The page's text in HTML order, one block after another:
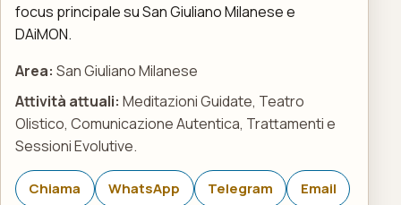
focus principale su San Giuliano Milanese e
DAiMON.
Area: San Giuliano Milanese
Attività attuali: Meditazioni Guidate, Teatro
Olistico, Comunicazione Autentica, Trattamenti e
Sessioni Evolutive.
Chiama WhatsApp Telegram
Email